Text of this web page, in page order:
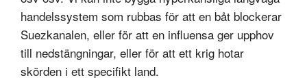
handelssystem som rubbas för att en båt blockerar
Suezkanalen, eller för att en influensa ger upphov
till nedstängningar, eller för att ett krig hotar
skörden i ett specifikt land.